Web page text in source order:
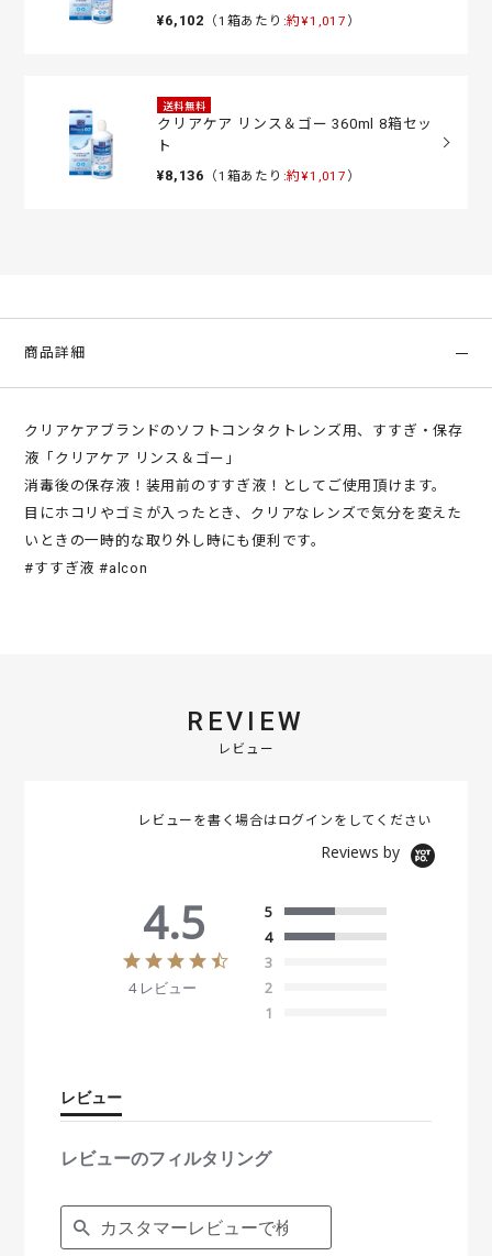
¥6,102 （1箱あたり:約¥1,017 ）
送料無料
クリアケア リンス＆ゴー 360ml 8箱セッ
ト
¥8,136 （1箱あたり:約¥1,017 ）
商品詳細
クリアケアブランドのソフトコンタクトレンズ用、すすぎ・保存
液「クリアケア リンス＆ゴー」
消毒後の保存液！装用前のすすぎ液！としてご使用頂けます。
目にホコリやゴミが入ったとき、クリアなレンズで気分を変えた
いときの一時的な取り外し時にも便利です。
#すすぎ液 #alcon
REVIEW
レビュー
レビューを書く場合はログイン をしてください
Reviews by
4.5
t
n
4 レビュー
5
4
3
2
1
レビュー
レビューのフィルタリング